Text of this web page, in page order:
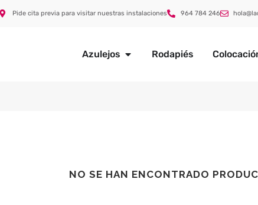
Pide cita previa para visitar nuestras instalaciones 964 784 246
Azulejos Rodapiés
NO SE HAN ENCONTRADO